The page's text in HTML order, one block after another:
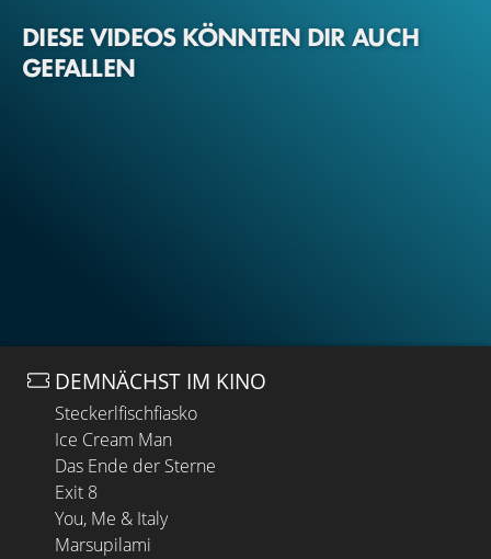
DIESE VIDEOS KÖNNTEN DIR AUCH
GEFALLEN
DEMNÄCHST IM KINO
Steckerlfischfiasko
Ice Cream Man
Das Ende der Sterne
Exit 8
You, Me & Italy
Marsupilami